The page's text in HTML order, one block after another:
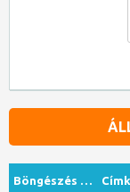
Böngészés …